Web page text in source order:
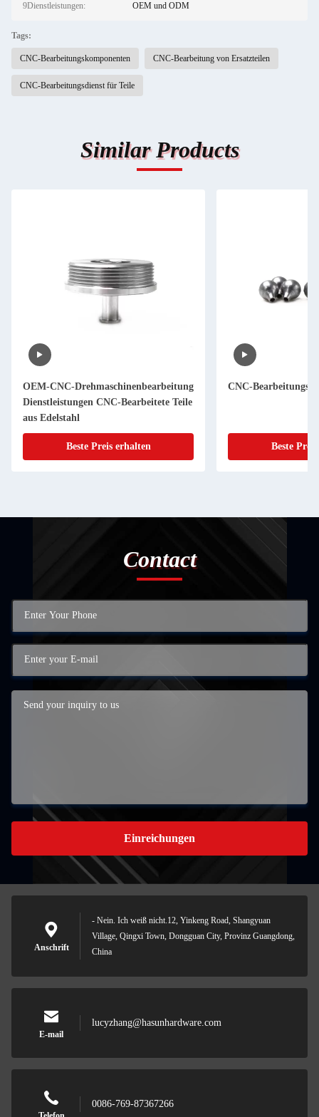
9Dienstleistungen: OEM und ODM
Tags:
CNC-Bearbeitungskomponenten CNC-Bearbeitung von Ersatzteilen
CNC-Bearbeitungsdienst für Teile
Similar Products
OEM-CNC-Drehmaschinenbearbeitung
Dienstleistungen CNC-Bearbeitete Teile
aus Edelstahl
Beste Preis erhalten
CNC-
Beste
Contact
Einreichungen
Anschrift
- Nein. Ich weiß nicht.12, Yinkeng Road, Shangyuan
Village, Qingxi Town, Dongguan City, Provinz Guangdong,
China
E-mail
lucyzhang@hasunhardware.com
0086-769-87367266